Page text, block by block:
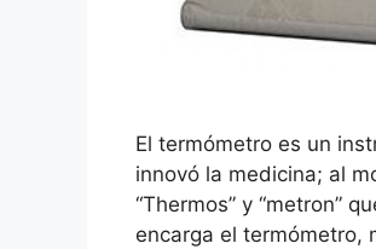
El termómetro es un
innovó la medicina; al
“Thermos” y “metron”
encarga el termómetro,